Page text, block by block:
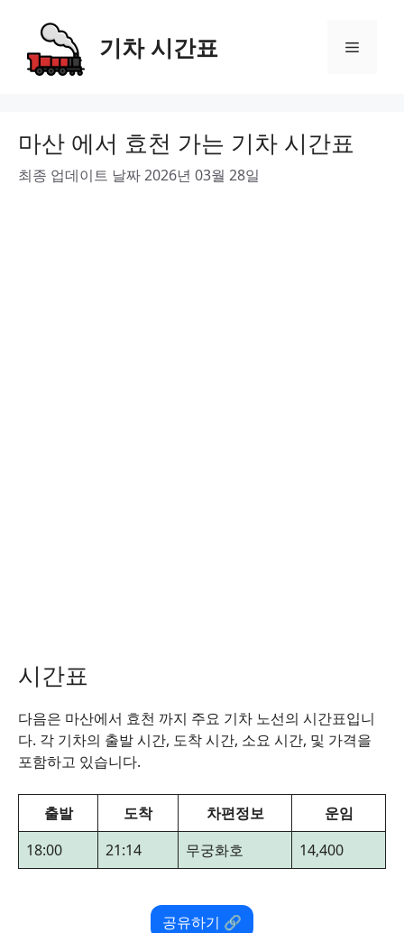
content
기차 시간표 Menu
마산 에서 효천 가는 기차 시간표
최종 업데이트 날짜 2026년 03월 28일
시간표
다음은 마산에서 효천 까지 주요 기차 노선의 시간표입니
다. 각 기차의 출발 시간, 도착 시간, 소요 시간, 및 가격을
포함하고 있습니다.
출발 도착 차편정보
운임
18:00
21:14 무궁화호 14,400
공유하기 🔗